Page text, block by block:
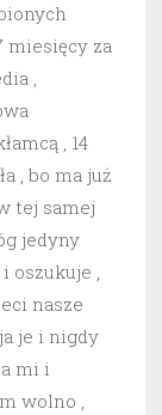
miesięcy za
,
, 14
, bo ma już
tej samej
jedyny
oszukuje ,
nasze
je i nigdy
mi i
wolno ,